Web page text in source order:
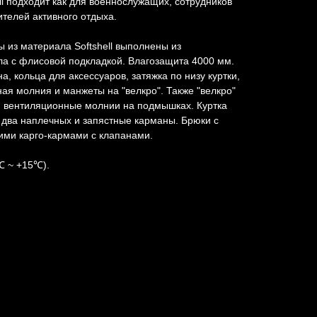
активного отдыха.
из материала Softshell выполнены из
с флисовой подкладкой. Влагозащита 4000 мм.
для аксессуаров, затяжка по низу куртки,
молния и манжеты на "велкро". Также "велкро"
молнии на подмышках. Куртка
наплечных и запястные карманы. Брюки с
карго-кармами с клапанами.
~ +15℃).